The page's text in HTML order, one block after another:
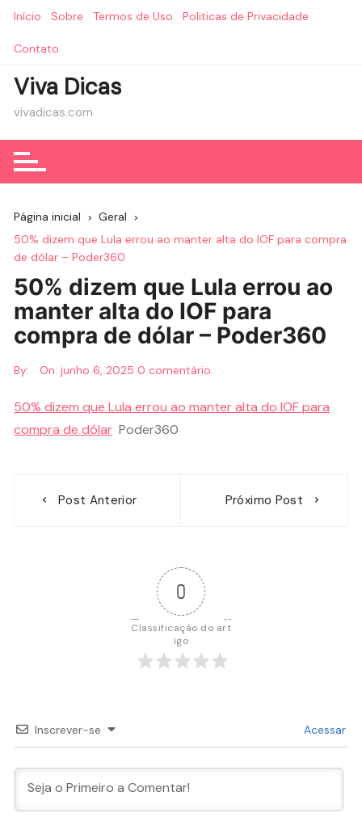
Início Sobre Termos de Uso Politicas de Privacidade
Contato
Viva Dicas
vivadicas.com
Página inicial
Geral
50% dizem que Lula errou ao manter alta do IOF para compra
de dólar – Poder360
50% dizem que Lula errou ao
manter alta do IOF para
compra de dólar – Poder360
By: On:junho 6, 2025 0 comentário
50% dizem que Lula errou ao manter alta do IOF para
compra de dólar Poder360
Post Anterior Próximo Post
0
Classificação do art
igo
Inscrever-se Acessar